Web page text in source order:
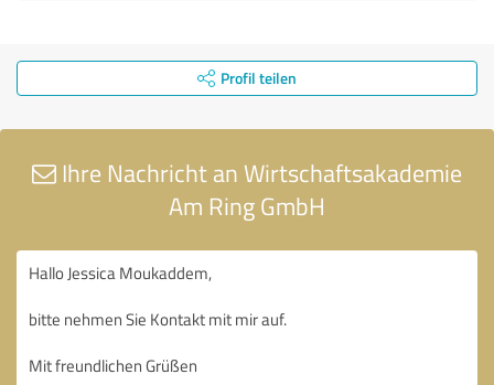
Profil teilen
Ihre Nachricht an Wirtschaftsakademie
Am Ring GmbH